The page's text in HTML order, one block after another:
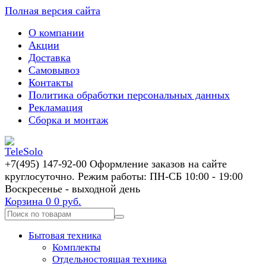
Полная версия сайта
О компании
Акции
Доставка
Самовывоз
Контакты
Политика обработки персональных данных
Рекламация
Сборка и монтаж
+7(495) 147-92-00 Оформление заказов на сайте
круглосуточно. Режим работы: ПН-СБ 10:00 - 19:00
Воскресенье - выходной день
Корзина 0 0 руб.
Бытовая техника
Комплекты
Отдельностоящая техника